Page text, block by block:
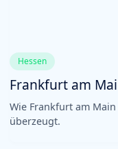
Hessen
Frankfurt am
Wie Frankfurt am
überzeugt.